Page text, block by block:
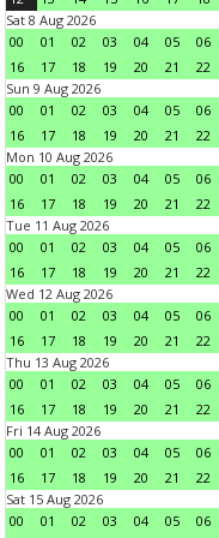
Sat 8 Aug 2026
00
01 02 03 04 05 06
16
17 18 19 20 21 22
Sun 9 Aug 2026
00
01 02 03 04 05 06
16
17 18 19 20 21 22
Mon 10 Aug 2026
00
01 02 03 04 05 06
16
17 18 19 20 21 22
Tue 11 Aug 2026
00
01 02 03 04 05 06
16
17 18 19 20 21 22
Wed 12 Aug 2026
00
01 02 03 04 05 06
16
17 18 19 20 21 22
Thu 13 Aug 2026
00
01 02 03 04 05 06
16
17 18 19 20 21 22
Fri 14 Aug 2026
00
01 02 03 04 05 06
16
17 18 19 20 21 22
Sat 15 Aug 2026
00
01 02 03 04 05 06